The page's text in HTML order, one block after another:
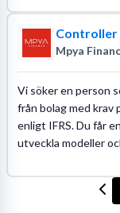
Controller
Mpya
Vi söker en person
från bolag med
enligt IFRS. Du får
utveckla modeller